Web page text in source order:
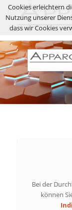
Bei der
können
Cookies erleichtern
Nutzung unserer
dass wir Cookies